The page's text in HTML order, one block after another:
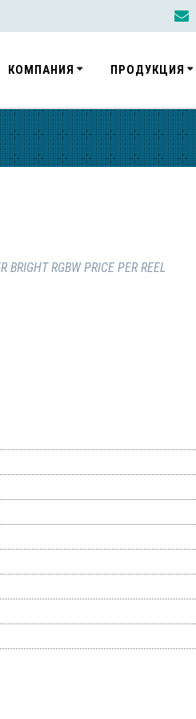
КОМПАНИЯ ПРОДУКЦИЯ
RGBW PRICE PER REEL